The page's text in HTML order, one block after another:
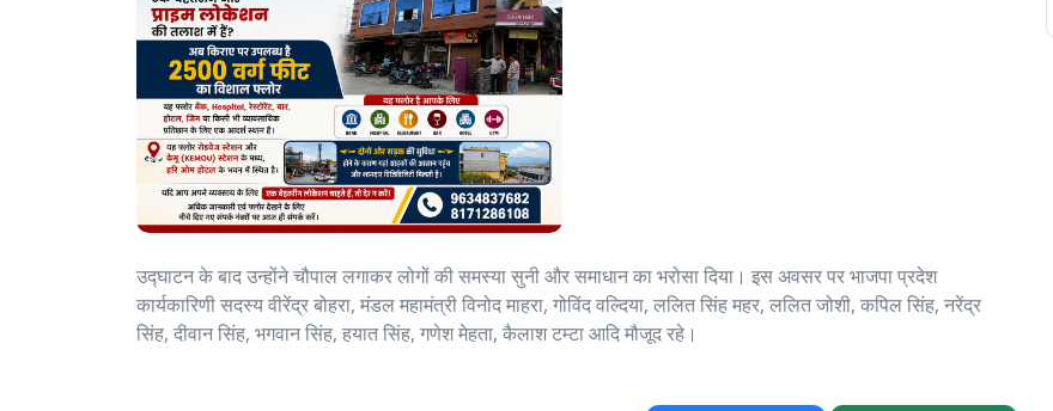
उद्घाटन के बाद उन्होंने चौपाल लगाकर लोगों की समस्या सुनी और समाधान का भरोसा दिया। इस अवसर पर भाजपा प्रदेश
कार्यकारिणी सदस्य वीरेंद्र बोहरा, मंडल महामंत्री विनोद माहरा, गोविंद वल्दिया, ललित सिंह महर, ललित जोशी, कपिल सिंह, नरेंद्र
सिंह, दीवान सिंह, भगवान सिंह, हयात सिंह, गणेश मेहता, कैलाश टम्टा आदि मौजूद रहे।